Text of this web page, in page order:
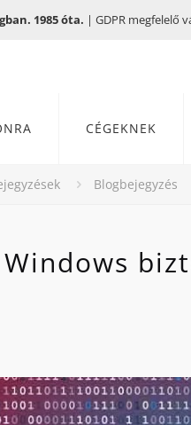
1985 óta. | GDPR megfelelő
CÉGEKNEK
Blogbejegyzés